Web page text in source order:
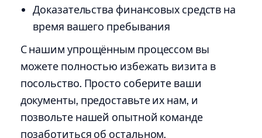
Доказательства финансовых средств на
время вашего пребывания
С нашим упрощённым процессом вы
можете полностью избежать визита в
посольство. Просто соберите ваши
документы, предоставьте их нам, и
позвольте нашей опытной команде
позаботиться об остальном.